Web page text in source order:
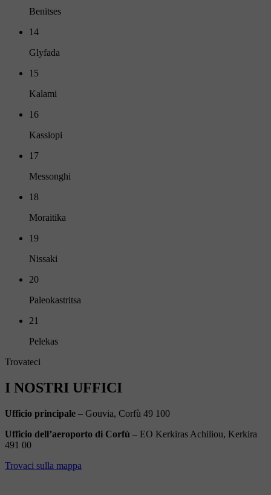
Benitses
14
Glyfada
15
Kalami
16
Kassiopi
17
Messonghi
18
Moraitika
19
Nissaki
20
Paleokastritsa
21
Pelekas
Trovateci
I NOSTRI UFFICI
Ufficio principale – Gouvia, Corfù 49 100
Ufficio dell’aeroporto di Corfù – EO Kerkiras Achiliou, Kerkira
491 00
Trovaci sulla mappa